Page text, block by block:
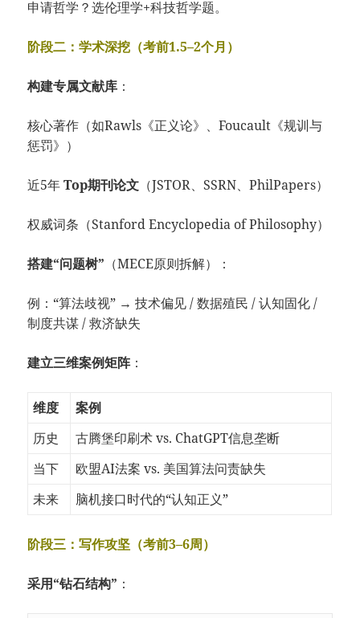
申请哲学？选伦理学+科技哲学题。
阶段二：学术深挖（考前1.5–2个月）
构建专属文献库 ：
核心著作（如Rawls《正义论》、Foucault《规训与
惩罚》）
近5年Top期刊论文 （JSTOR、SSRN、PhilPapers）
权威词条（Stanford Encyclopedia of Philosophy）
搭建“问题树” （MECE原则拆解）：
例：“算法歧视” → 技术偏见 / 数据殖民 / 认知固化 /
制度共谋 / 救济缺失
建立三维案例矩阵：
维度
案例
历史
古腾堡印刷术 vs. ChatGPT信息垄断
当下
欧盟AI法案 vs. 美国算法问责缺失
未来
脑机接口时代的“认知正义”
阶段三：写作攻坚（考前3–6周）
采用“钻石结构” ：